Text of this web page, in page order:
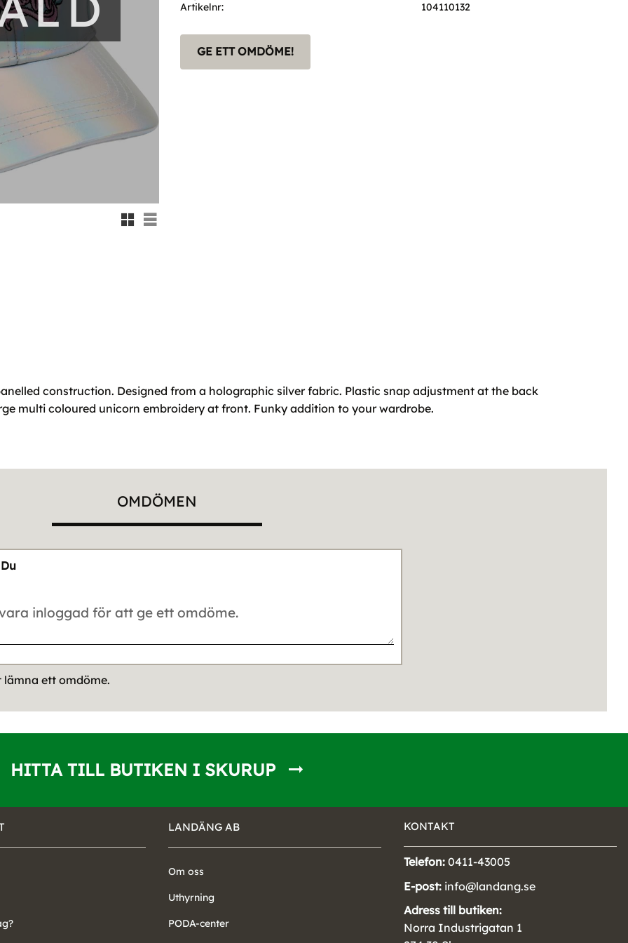
Rutnätsvy
Listvy
Artikelnr
104110132
GE ETT OMDÖME!
construction. Designed from a holographic silver fabric. Plastic snap adjustment at the back
multi coloured unicorn embroidery at front. Funky addition to your wardrobe.
OMDÖMEN
Du
ett omdöme.
HITTA TILL BUTIKEN I SKURUP
LANDÄNG AB
Om oss
Uthyrning
PODA-center
KONTAKT
Telefon: 0411-43005
E-post: info@landang.se
Adress till butiken:
Norra Industrigatan 1